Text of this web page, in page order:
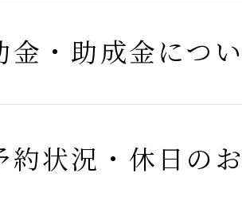
金・助成金につ
約状況・休日の